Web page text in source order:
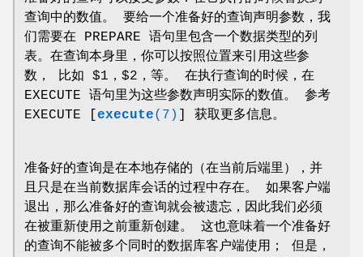
查询中的数值。 要给一个准备好的查询声明参数，我
们需要在 PREPARE 语句里包含一个数据类型的列
表。在查询本身里，你可以按照位置来引用这些参
数， 比如 $1，$2，等。 在执行查询的时候，在
EXECUTE 语句里为这些参数声明实际的数值。 参考
EXECUTE [ execute(7) ] 获取更多信息。
准备好的查询是在本地存储的（在当前后端里），并
且只是在当前数据库会话的过程中存在。 如果客户端
退出，那么准备好的查询就会被遗忘，因此我们必须
在被重新使用之前重新创建。 这也意味着一个准备好
的查询不能被多个同时的数据库客户端使用； 但是，